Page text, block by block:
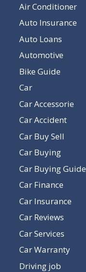
Air Conditioner
Auto Insurance
Auto Loans
Automotive
Bike Guide
Car
Car Accessorie
Car Accident
Car Buy Sell
Car Buying
Car Buying Guide
Car Finance
Car Insurance
Car Reviews
Car Services
Car Warranty
Driving job